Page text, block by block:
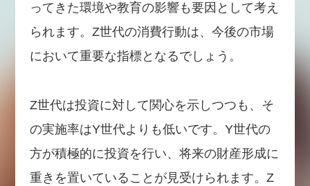
ってきた環境や教育の影響も要因として考え
られます。Z世代の消費行動は、今後の市場
において重要な指標となるでしょう。
Z世代は投資に対して関心を示しつつも、そ
の実施率はY世代よりも低いです。Y世代の
方が積極的に投資を行い、将来の財産形成に
重きを置いていることが見受けられます。Z